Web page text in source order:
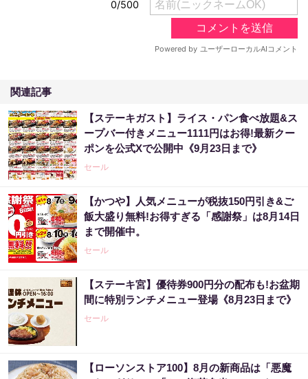
関連記事
【ステーキガスト】ライス・パン食べ放題&ス
ープバー付きメニュー1111円はお得!最新クー
ポンを公式Xで公開中《9月23日まで》
セール
【かつや】人気メニューが税抜150円引き&ご
飯大盛り無料!お得すぎる「感謝祭」は8月14日
まで開催中。
セール
【ステーキ宮】優待券900円分の配布も!お盆期
間に特別ランチメニュー登場《8月23日まで》
セール
【ローソンストア100】8月の新商品は「悪魔